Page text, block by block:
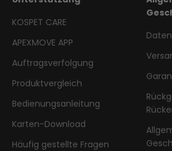
KOSPET CARE
APEXMOVE APP
Auftragsverfolgung
Produktvergleich
Bedienungsanleitung
Karten-Download
Häufig gestellte Fragen